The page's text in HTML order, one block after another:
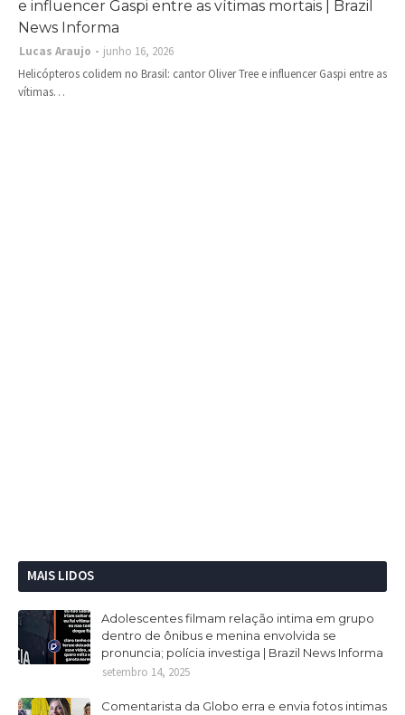
e influencer Gaspi entre as vítimas mortais | Brazil
News Informa
Lucas Araujo
junho 16, 2026
Helicópteros colidem no Brasil: cantor Oliver Tree e influencer Gaspi entre as
vítimas…
MAIS LIDOS
Adolescentes filmam relação intima em grupo
dentro de ônibus e menina envolvida se
pronuncia; polícia investiga | Brazil News Informa
setembro 14, 2025
Comentarista da Globo erra e envia fotos intimas